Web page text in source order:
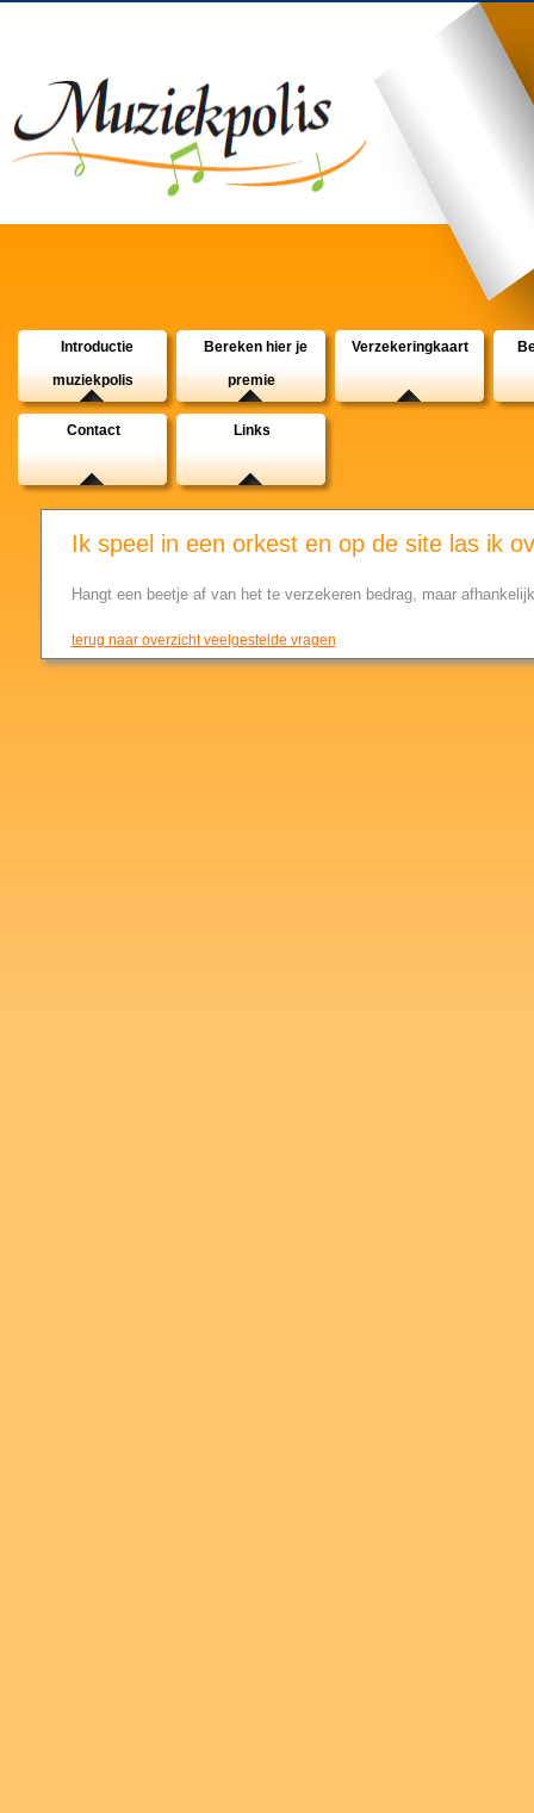
Introductie
muziekpolis
Bereken hier je
premie
Verzekeringkaart
Contact Links
Ik speel in een orkest en op de site las ik
Hangt een beetje af van het te verzekeren bedrag, maar
terug naar overzicht veelgestelde vragen